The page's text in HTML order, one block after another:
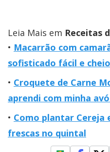
Leia Mais em Receitas
Macarrão com
sofisticado fácil e
Croquete de Carne
aprendi com minha
Como plantar Cereja
frescas no quintal